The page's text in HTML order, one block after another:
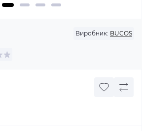
Виробник: BUCOS